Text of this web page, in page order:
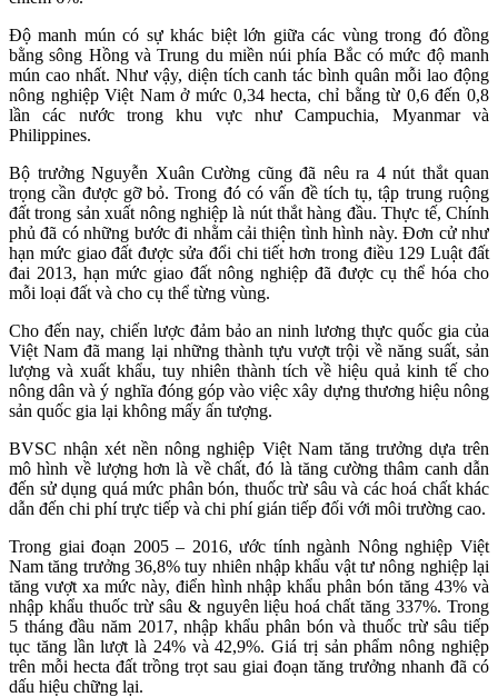
Độ manh mún có sự khác biệt lớn giữa các vùng trong đó đồng
bằng sông Hồng và Trung du miền núi phía Bắc có mức độ manh
mún cao nhất. Như vậy, diện tích canh tác bình quân mỗi lao động
nông nghiệp Việt Nam ở mức 0,34 hecta, chỉ bằng từ 0,6 đến 0,8
lần các nước trong khu vực như Campuchia, Myanmar và
Philippines.
Bộ trưởng Nguyễn Xuân Cường cũng đã nêu ra 4 nút thắt quan
trọng cần được gỡ bỏ. Trong đó có vấn đề tích tụ, tập trung ruộng
đất trong sản xuất nông nghiệp là nút thắt hàng đầu. Thực tế, Chính
phủ đã có những bước đi nhằm cải thiện tình hình này. Đơn cử như
hạn mức giao đất được sửa đổi chi tiết hơn trong điều 129 Luật đất
đai 2013, hạn mức giao đất nông nghiệp đã được cụ thể hóa cho
mỗi loại đất và cho cụ thể từng vùng.
Cho đến nay, chiến lược đảm bảo an ninh lương thực quốc gia của
Việt Nam đã mang lại những thành tựu vượt trội về năng suất, sản
lượng và xuất khẩu, tuy nhiên thành tích về hiệu quả kinh tế cho
nông dân và ý nghĩa đóng góp vào việc xây dựng thương hiệu nông
sản quốc gia lại không mấy ấn tượng.
BVSC nhận xét nền nông nghiệp Việt Nam tăng trưởng dựa trên
mô hình về lượng hơn là về chất, đó là tăng cường thâm canh dẫn
đến sử dụng quá mức phân bón, thuốc trừ sâu và các hoá chất khác
dẫn đến chi phí trực tiếp và chi phí gián tiếp đối với môi trường cao.
Trong giai đoạn 2005 – 2016, ước tính ngành Nông nghiệp Việt
Nam tăng trưởng 36,8% tuy nhiên nhập khẩu vật tư nông nghiệp lại
tăng vượt xa mức này, điển hình nhập khẩu phân bón tăng 43% và
nhập khẩu thuốc trừ sâu & nguyên liệu hoá chất tăng 337%. Trong
5 tháng đầu năm 2017, nhập khẩu phân bón và thuốc trừ sâu tiếp
tục tăng lần lượt là 24% và 42,9%. Giá trị sản phẩm nông nghiệp
trên mỗi hecta đất trồng trọt sau giai đoạn tăng trưởng nhanh đã có
dấu hiệu chững lại.